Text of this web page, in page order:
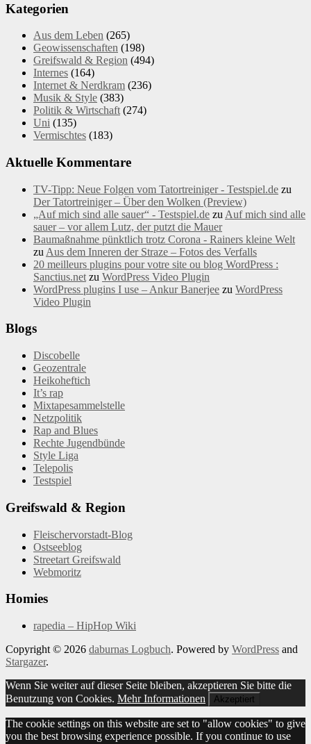
Kategorien
Aus dem Leben (265)
Geowissenschaften (198)
Greifswald & Region (494)
Internes (164)
Internet & Nerdkram (236)
Musik & Style (383)
Politik & Wirtschaft (274)
Uni (135)
Vermischtes (183)
Aktuelle Kommentare
TV-Tipp: Neue Folgen vom Tatortreiniger - Testspiel.de zu
Der Tatortreiniger – Über den Wolken (Preview)
„Auf mich sind alle sauer“ - Testspiel.de zu Auf mich sind alle
sauer – vor allem Lutz, der putzt die Mauer
Baumaßnahme pünktlich trotz Corona - Rainers kleine Welt
zu Aus dem Inneren der Straze – Fotos des Verfalls
20 meilleurs plugins pour votre site ou blog WordPress :
Sanctius.net zu WordPress Video Plugin
WordPress plugins I use – Ankur Banerjee zu WordPress
Video Plugin
Blogs
Discobelle
Geozentrale
Heikoheftich
It’s rap
Mixtapesammelstelle
Netzpolitik
Rap and Blues
Rechte Jugendbünde
Style Liga
Telepolis
Testspiel
Greifswald & Region
Fleischervorstadt-Blog
Ostseeblog
Streetart Greifswald
Webmoritz
Homies
rapedia – HipHop Wiki
Copyright © 2026 daburnas Logbuch. Powered by WordPress and
Stargazer.
Wenn Sie weiter auf dieser Seite bleiben, akzeptieren Sie bitte die
Benutzung von Cookies. Mehr Informationen Akzeptiert
The cookie settings on this website are set to "allow cookies" to give
you the best browsing experience possible. If you continue to use